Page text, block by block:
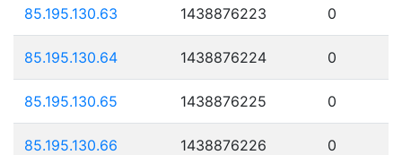
85.195.130.63 1438876223 0
85.195.130.64 1438876224 0
85.195.130.65 1438876225 0
85.195.130.66 1438876226 0